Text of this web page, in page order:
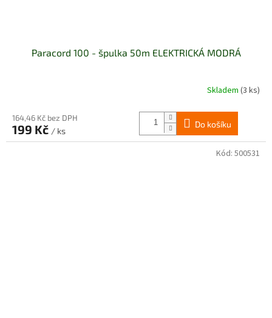
Paracord 100 - špulka 50m ELEKTRICKÁ MODRÁ
Skladem (3 ks)
164,46 Kč bez DPH
199 Kč / ks
Do košíku
Kód: 500531